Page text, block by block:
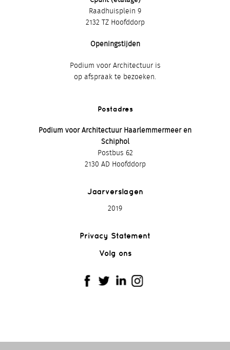
Raadhuisplein 9
2132 TZ Hoofddorp
Openingstijden
Podium voor Architectuur is
op afspraak te bezoeken.
Postadres
Podium voor Architectuur Haarlemmermeer en
Schiphol
Postbus 62
2130 AD Hoofddorp
Jaarverslagen
2019
Privacy Statement
Volg ons